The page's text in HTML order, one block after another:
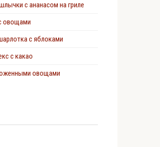
с ананасом на гриле
овощами
с яблоками
с какао
овощами